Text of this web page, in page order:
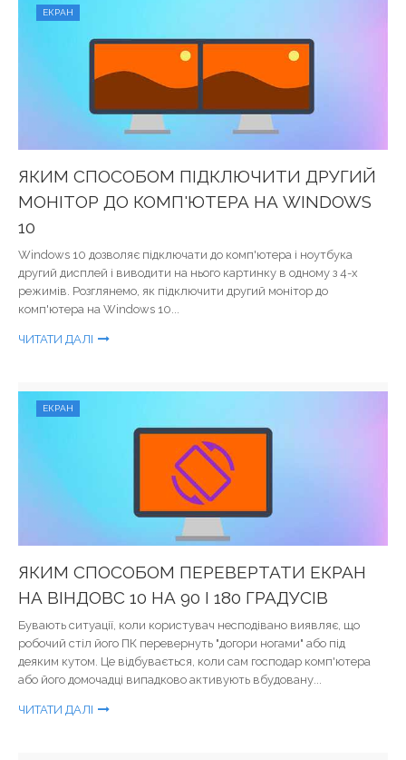
ЕКРАН
ЯКИМ СПОСОБОМ ПІДКЛЮЧИТИ ДРУГИЙ
МОНІТОР ДО КОМП'ЮТЕРА НА WINDOWS
10
Windows 10 дозволяє підключати до комп'ютера і ноутбука
другий дисплей і виводити на нього картинку в одному з 4-х
режимів. Розглянемо, як підключити другий монітор до
комп'ютера на Windows 10...
ЧИТАТИ ДАЛІ
ЕКРАН
ЯКИМ СПОСОБОМ ПЕРЕВЕРТАТИ ЕКРАН
НА ВІНДОВС 10 НА 90 І 180 ГРАДУСІВ
Бувають ситуації, коли користувач несподівано виявляє, що
робочий стіл його ПК перевернуть "догори ногами" або під
деяким кутом. Це відбувається, коли сам господар комп'ютера
або його домочадці випадково активують вбудовану...
ЧИТАТИ ДАЛІ